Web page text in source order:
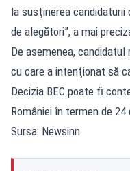
la susţinerea
de alegători”, a mai
De asemenea,
cu care a intenţionat să
Decizia BEC poate fi
României în termen de 24
Sursa: Newsinn